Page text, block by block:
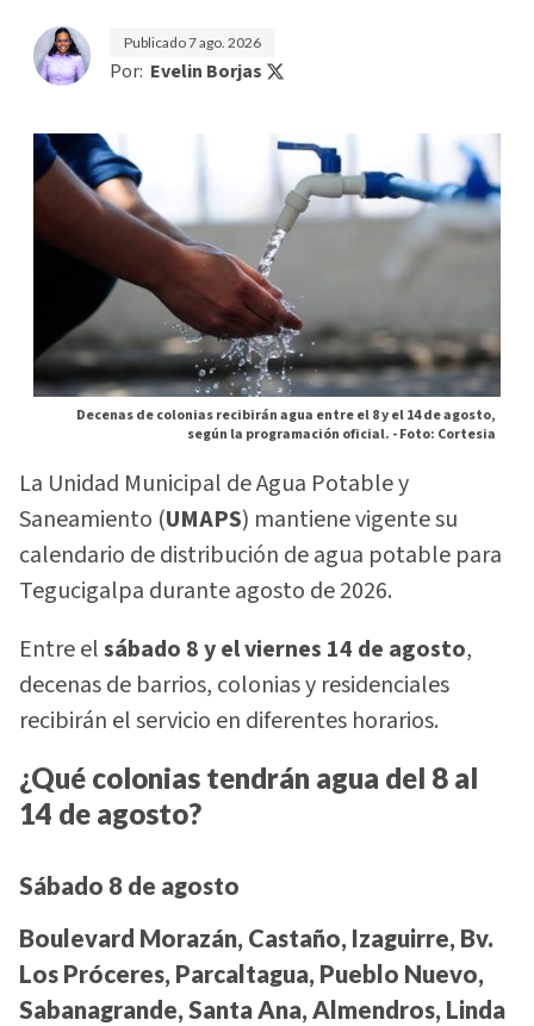
Publicado7 ago. 2026
Por: Evelin Borjas
Decenas de colonias recibirán agua entre el 8 y el 14 de agosto,
según la programación oficial. -Foto: Cortesia
La Unidad Municipal de Agua Potable y
Saneamiento (UMAPS) mantiene vigente su
calendario de distribución de agua potable para
Tegucigalpa durante agosto de 2026.
Entre elsábado 8 y el viernes 14 de agosto,
decenas de barrios, colonias y residenciales
recibirán el servicio en diferentes horarios.
¿Qué colonias tendrán agua del 8 al
14 de agosto?
Sábado 8 de agosto
Boulevard Morazán, Castaño, Izaguirre, Bv.
Los Próceres, Parcaltagua, Pueblo Nuevo,
Sabanagrande, Santa Ana, Almendros, Linda